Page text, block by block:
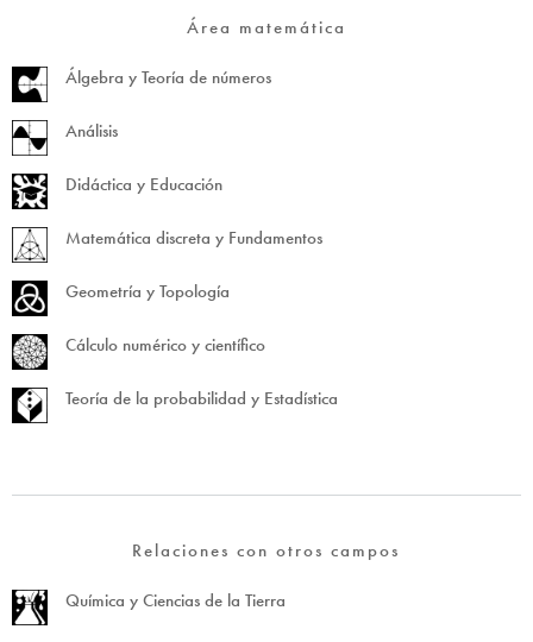
Área matemática
Álgebra y Teoría de números
Análisis
Didáctica y Educación
Matemática discreta y Fundamentos
Geometría y Topología
Cálculo numérico y científico
Teoría de la probabilidad y Estadística
Relaciones con otros campos
Química y Ciencias de la Tierra